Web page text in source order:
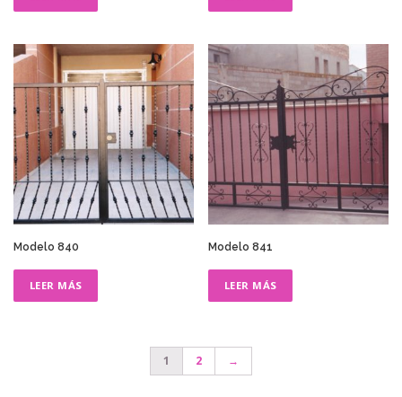
Modelo 840
LEER MÁS
Modelo 841
LEER MÁS
1 2 →